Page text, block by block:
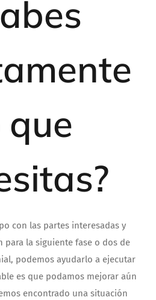
que
con las partes interesadas y
para la siguiente fase o dos de
podemos ayudarlo a ejecutar
es que podamos mejorar aún
encontrado una situación